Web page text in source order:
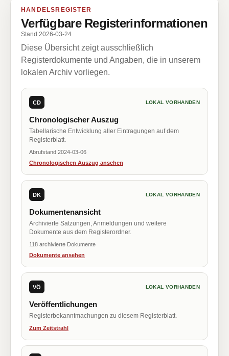
HANDELSREGISTER
Verfügbare Registerinformationen
Stand 2026-03-24
Diese Übersicht zeigt ausschließlich
Registerdokumente und Angaben, die in unserem
lokalen Archiv vorliegen.
CD LOKAL VORHANDEN
Chronologischer Auszug
Tabellarische Entwicklung aller Eintragungen auf dem
Registerblatt.
Abrufstand 2024-03-06
Chronologischen Auszug ansehen
DK LOKAL VORHANDEN
Dokumentenansicht
Archivierte Satzungen, Anmeldungen und weitere
Dokumente aus dem Registerordner.
118 archivierte Dokumente
Dokumente ansehen
VÖ LOKAL VORHANDEN
Veröffentlichungen
Registerbekanntmachungen zu diesem Registerblatt.
Zum Zeitstrahl